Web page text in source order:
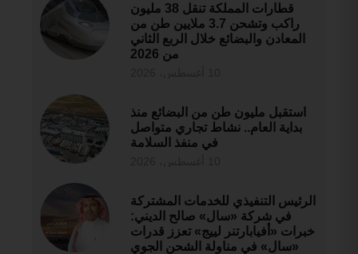
قطارات المملكة تنقل 38 مليون
راكب وتشحن 3.7 ملايين طن من
المعادن والبضائع خلال الربع الثاني
من 2026
استقبل مليون طن من البضائع منذ
بداية العام.. نشاط تجاري متواصل
في منفذ السلامة
الرئيس التنفيذي للخدمات المشتركة
في شركة «سال» صالح الديني:
خبرات «أفيابارتنر لييج» تعزز قدرات
«سال» في مناولة الشحن الجوي